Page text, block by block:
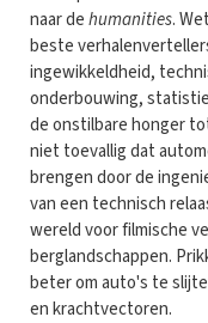
naar dehumanities.
beste
ingewikkeldheid,
onderbouwing,
de onstilbare honger
niet toevallig dat
brengen door de
van een technisch
wereld voor filmische
berglandschappen.
beter om auto's te
en krachtvectoren.